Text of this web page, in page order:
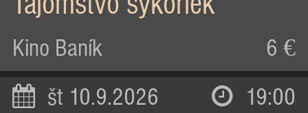
Tajomstvo sýkoriek
Kino Baník 6 €
št 10.9.2026 19:00